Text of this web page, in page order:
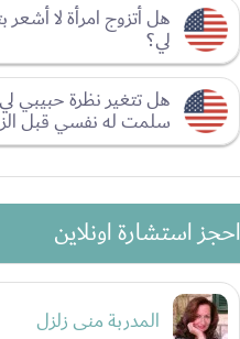
هل أتزوج امرأة لا أشعر
لي؟
هل تتغير نظرة حبيبي لي
سلمت له نفسي قبل
احجز استشارة اونلاين
المدربة منى زلزل